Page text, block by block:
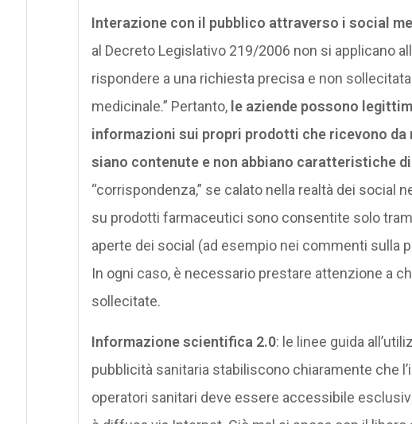
Interazione con il pubblico attraverso i social
al Decreto Legislativo 219/2006 non si applicano
rispondere a una richiesta precisa e non
medicinale.” Pertanto, le aziende possono
informazioni sui propri prodotti che ricevono
siano contenute e non abbiano caratteristiche
“corrispondenza,” se calato nella realtà dei social
su prodotti farmaceutici sono consentite solo
aperte dei social (ad esempio nei commenti sulla
In ogni caso, è necessario prestare attenzione a
sollecitate.
Informazione scientifica 2.0: le linee guida
pubblicità sanitaria stabiliscono chiaramente che
operatori sanitari deve essere accessibile